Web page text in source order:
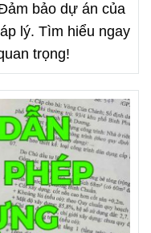
bảo dự án của
lý. Tìm hiểu ngay
trọng!